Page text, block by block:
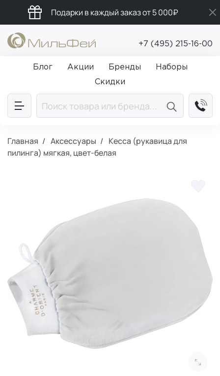
Подарки в каждый заказ от 5 000₽
Промокод ПРИВЕТ
Бесплатная доставка от 5 000₽
+7 (495) 215-16-00
Блог Акции Бренды
Наборы
Скидки
Главная Аксессуары
Кесса (рукавица для
пилинга) мягкая, цвет-белая